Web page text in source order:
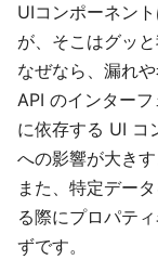
UIコンポーネン
が、そこはグッと
なぜなら、漏れ
API のインター
に依存する UI コ
への影響が大きす
また、特定デー
る際にプロパテ
ずです。